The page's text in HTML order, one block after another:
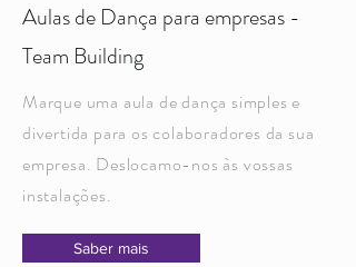
Aulas de Dança para empresas -
Team Building
Marque uma aula de dança simples e
divertida para os colaboradores da sua
empresa. Deslocamo-nos às vossas
instalações.
Saber mais